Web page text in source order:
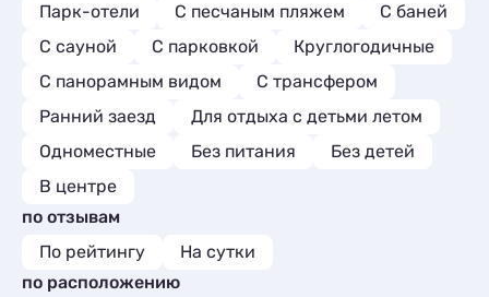
Парк-отели
С песчаным пляжем
С баней
С сауной
С парковкой
Круглогодичные
С панорамным видом
С трансфером
Ранний заезд
Для отдыха с детьми летом
Одноместные
Без питания
Без детей
В центре
по отзывам
По рейтингу
На сутки
по расположению